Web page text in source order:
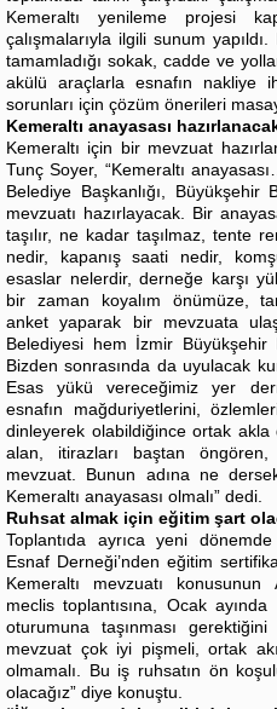
Kemeraltı yenileme projesi
çalışmalarıyla ilgili sunum
tamamladığı sokak, cadde ve
akülü araçlarla esnafın nakliye
sorunları için çözüm önerileri
Kemeraltı anayasası
Kemeraltı için bir mevzuat
Tunç Soyer, “Kemeraltı
Belediye Başkanlığı, Büyükşehir
mevzuatı hazırlayacak. Bir
taşılır, ne kadar taşılmaz, tente
nedir, kapanış saati nedir,
esaslar nelerdir, derneğe karşı
bir zaman koyalım önümüze,
anket yaparak bir mevzuata
Belediyesi hem İzmir Büyükşehir
Bizden sonrasında da uyulacak
Esas yükü vereceğimiz yer
esnafın mağduriyetlerini,
dinleyerek olabildiğince ortak akla
alan, itirazları baştan
mevzuat. Bunun adına ne
Kemeraltı anayasası olmalı” dedi.
Ruhsat almak için eğitim şart
Toplantıda ayrıca yeni
Esnaf Derneği’nden eğitim
Kemeraltı mevzuatı
meclis toplantısına, Ocak
oturumuna taşınması
mevzuat çok iyi pişmeli, ortak
olmamalı. Bu iş ruhsatın ön
olacağız” diye konuştu.